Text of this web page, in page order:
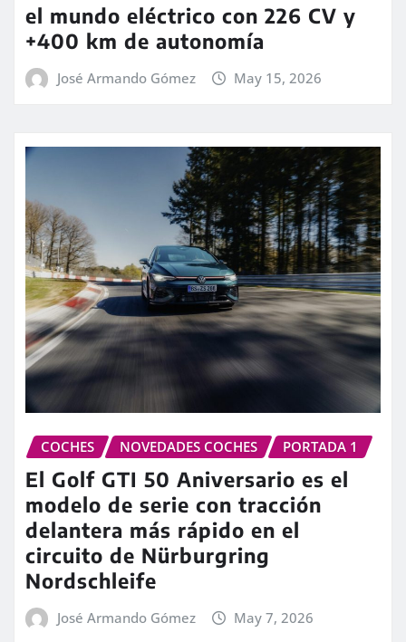
el mundo eléctrico con 226 CV y
+400 km de autonomía
José Armando Gómez May 15, 2026
COCHES NOVEDADES COCHES PORTADA 1
El Golf GTI 50 Aniversario es el
modelo de serie con tracción
delantera más rápido en el
circuito de Nürburgring
Nordschleife
José Armando Gómez May 7, 2026